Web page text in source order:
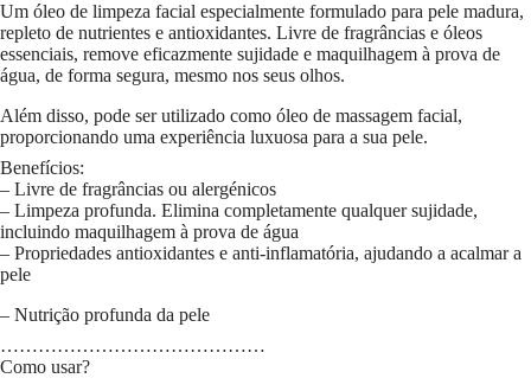
Um óleo de limpeza facial especialmente formulado para pele madura,
repleto de nutrientes e antioxidantes. Livre de fragrâncias e óleos
essenciais, remove eficazmente sujidade e maquilhagem à prova de
água, de forma segura, mesmo nos seus olhos.
Além disso, pode ser utilizado como óleo de massagem facial,
proporcionando uma experiência luxuosa para a sua pele.
Benefícios:
– Livre de fragrâncias ou alergénicos
– Limpeza profunda. Elimina completamente qualquer sujidade,
incluindo maquilhagem à prova de água
– Propriedades antioxidantes e anti-inflamatória, ajudando a acalmar a
pele
– Nutrição profunda da pele
……………………………………
Como usar?